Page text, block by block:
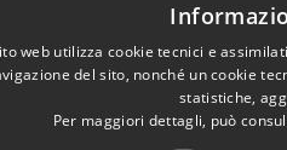
web utilizza cookie tecnici e
del sito, nonché un cookie
statistiche,
Per maggiori dettagli, può